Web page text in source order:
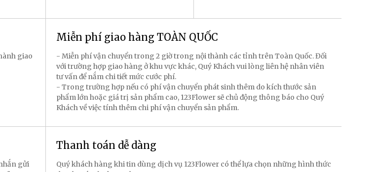
giao
Miễn phí giao hàng TOÀN QUỐC
- Miễn phí vận chuyển trong 2 giờ trong nội thành các tỉnh trên Toàn Quốc. Đối
với trường hợp giao hàng ở khu vực khác, Quý Khách vui lòng liên hệ nhân viên
tư vấn để nắm chi tiết mức cước phí.
- Trong trường hợp nếu có phí vận chuyển phát sinh thêm do kích thước sản
phẩm lớn hoặc giá trị sản phẩm cao, 123Flower sẽ chủ động thông báo cho Quý
Khách về việc tính thêm chi phí vận chuyển sản phẩm.
gửi
Thanh toán dễ dàng
Quý khách hàng khi tin dùng dịch vụ 123Flower có thể lựa chọn những hình thức